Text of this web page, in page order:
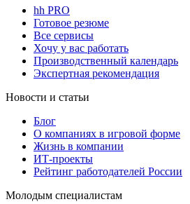
hh PRO
Готовое резюме
Все сервисы
Хочу у вас работать
Производственный календарь
Экспертная рекомендация
Новости и статьи
Блог
О компаниях в игровой форме
Жизнь в компании
ИТ-проекты
Рейтинг работодателей России
Молодым специалистам